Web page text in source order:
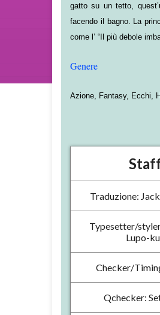
gatto su un tetto,
facendo il bagno. La
come l’ “Il più debole
Genere
Azione, Fantasy, Ecchi,
Traduzione:
Typesetter/
Lupo-
Checker/
Qchecker: